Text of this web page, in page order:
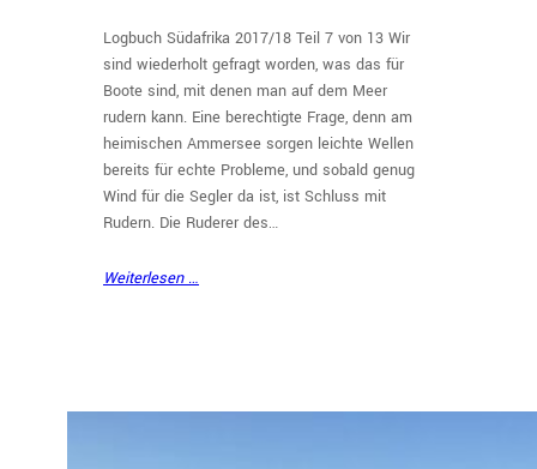
Logbuch Südafrika 2017/18 Teil 7 von 13 Wir
sind wiederholt gefragt worden, was das für
Boote sind, mit denen man auf dem Meer
rudern kann. Eine berechtigte Frage, denn am
heimischen Ammersee sorgen leichte Wellen
bereits für echte Probleme, und sobald genug
Wind für die Segler da ist, ist Schluss mit
Rudern. Die Ruderer des…
Weiterlesen …